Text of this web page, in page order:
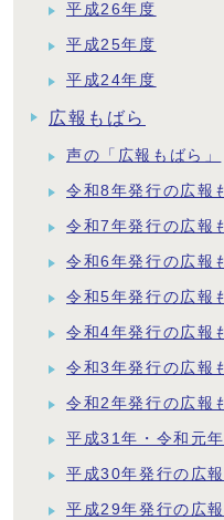
平成26年度
平成25年度
平成24年度
広報もばら
声の「広報もばら」
令和8年発行の広報
令和7年発行の広報
令和6年発行の広報
令和5年発行の広報
令和4年発行の広報
令和3年発行の広報
令和2年発行の広報
平成31年・令和元
平成30年発行の広
平成29年発行の広